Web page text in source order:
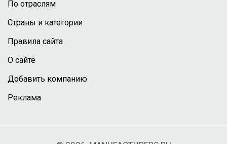
По отраслям
Страны и категории
Правила сайта
О сайте
Добавить компанию
Реклама